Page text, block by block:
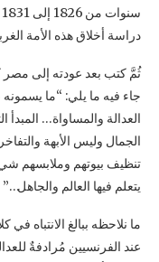
دراسة أخلاق هذه الأمة
ثُمَّ كتب بعد عودته إلى مصر
جاء فيه ما يلي: “ما يسمونه
العدالة والمساواة…
الجمال وليس الأبهة
تنظيف بيوتهم وملابسهم
يتعلم فيها العالم والجاهل…”
ما نلاحظه ببالغ الانتباه
عند الفرنسيين مُرادفةٌ